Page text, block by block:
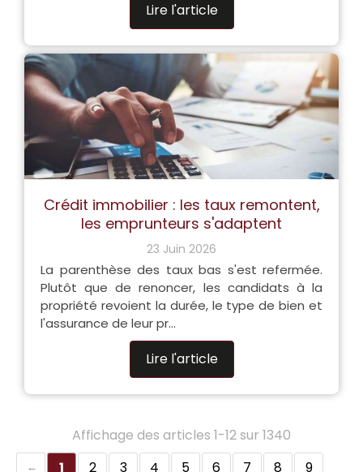
Lire l'article
Crédit immobilier : les taux remontent,
les emprunteurs s'adaptent
23 Juin 2026
La parenthèse des taux bas s'est refermée.
Plutôt que de renoncer, les candidats à la
propriété revoient la durée, le type de bien et
l'assurance de leur pr...
Lire l'article
Affichage des articles 1-12 sur 1340
1
2 3 4 5 6 7 8
9